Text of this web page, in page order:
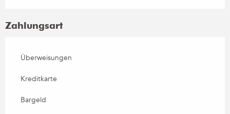
Zahlungsart
Überweisungen
Kreditkarte
Bargeld